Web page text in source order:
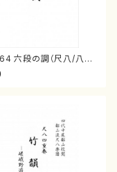
六段の調（尺八/八橋
）都山流公刊楽譜曲